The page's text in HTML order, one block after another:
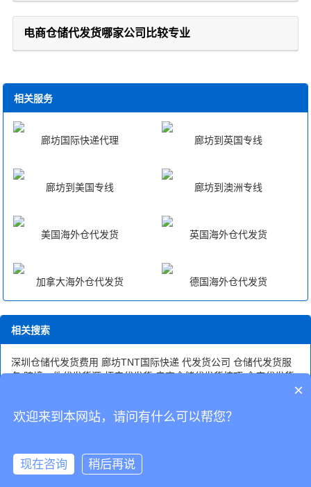
电商仓储代发货哪家公司比较专业
相关服务
廊坊国际快递代理 廊坊到英国专线
廊坊到美国专线 廊坊到澳洲专线
美国海外仓代发货 英国海外仓代发货
加拿大海外仓代发货 德国海外仓代发货
相关搜索
深圳仓储代发货费用 廊坊TNT国际快递 代发货公司 仓储代发货服
务 跨境一件代发货源 虾皮代发货 电商仓储代发货技巧 仓库代发货
×
欢迎来到本网站，请问有什么可以帮您？
现在咨询 稍后再说